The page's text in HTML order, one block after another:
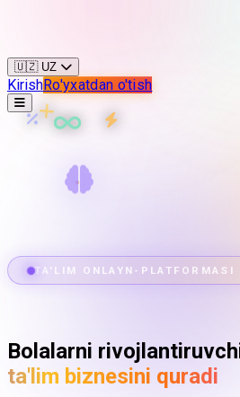
🇺🇿 UZ
KirishRo'yxatdan o'tish
TA'LIM ONLAYN-PLATFORMASI
Bolalarni
ta'lim biznesini quradi